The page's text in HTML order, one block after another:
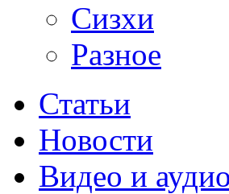
Сизхи
Разное
Статьи
Новости
Видео и аудио